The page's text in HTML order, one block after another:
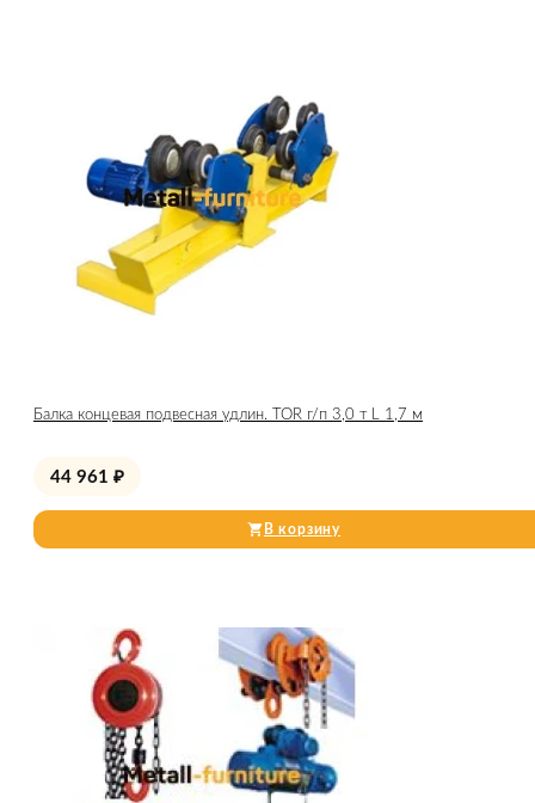
Балка концевая подвесная удлин. TOR г/п 3,0 т L 1,7 м
44 961 ₽
В корзину